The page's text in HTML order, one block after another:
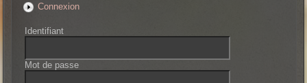
Connexion
Identifiant
Mot de passe